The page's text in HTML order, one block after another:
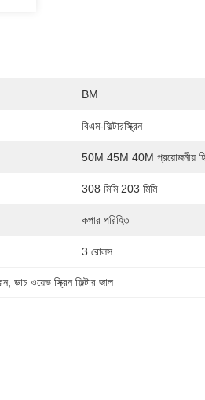
BM
বিএম-ফিল্টারস্ক্রিন
50M 45M 40M প্রয়োজনীয়
308 মিমি 203 মিমি
কপার পরিহিত
3 রোলস
, ডাচ ওয়েভ স্ক্রিন ফিল্টার জাল